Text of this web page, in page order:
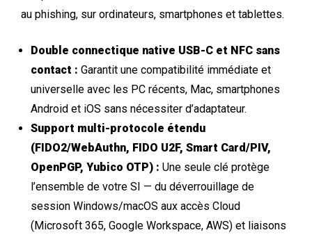
au phishing, sur ordinateurs, smartphones et tablettes.
Double connectique native USB-C et NFC sans
contact : Garantit une compatibilité immédiate et
universelle avec les PC récents, Mac, smartphones
Android et iOS sans nécessiter d’adaptateur.
Support multi-protocole étendu
(FIDO2/WebAuthn, FIDO U2F, Smart Card/PIV,
OpenPGP, Yubico OTP) : Une seule clé protège
l’ensemble de votre SI — du déverrouillage de
session Windows/macOS aux accès Cloud
(Microsoft 365, Google Workspace, AWS) et liaisons